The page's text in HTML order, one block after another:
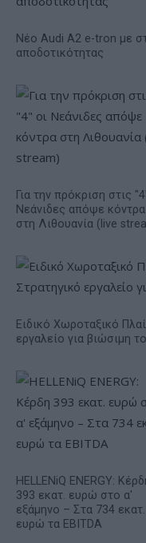
Νέο Audi A2 e-tron με
αποδοτικότητας
Για την πρόκριση στις
Νεάνιδες απόψε κόντρα
στη Λιθουανία (live
Ειδικό Χωροταξικό
εργαλείο για βιώσιμη
HELLENiQ ENERGY:
393 εκατ. ευρώ στο α'
εξάμηνο – Στα 734 εκατ.
ευρώ τα EBITDA